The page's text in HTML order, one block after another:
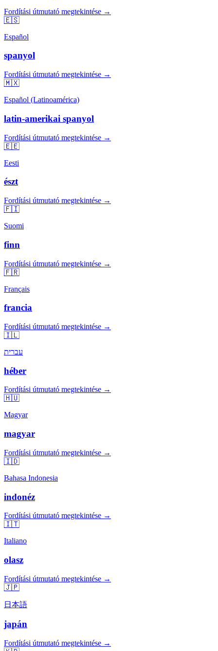
Fordítási útmutató megtekintése →
🇪🇸
Español
spanyol
Fordítási útmutató megtekintése →
🇲🇽
Español (Latinoamérica)
latin-amerikai spanyol
Fordítási útmutató megtekintése →
🇪🇪
Eesti
észt
Fordítási útmutató megtekintése →
🇫🇮
Suomi
finn
Fordítási útmutató megtekintése →
🇫🇷
Français
francia
Fordítási útmutató megtekintése →
🇮🇱
עברית
héber
Fordítási útmutató megtekintése →
🇭🇺
Magyar
magyar
Fordítási útmutató megtekintése →
🇮🇩
Bahasa Indonesia
indonéz
Fordítási útmutató megtekintése →
🇮🇹
Italiano
olasz
Fordítási útmutató megtekintése →
🇯🇵
日本語
japán
Fordítási útmutató megtekintése →